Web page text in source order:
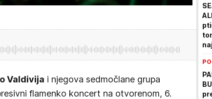
Valdivija i njegova sedmočlane grupa
flamenko koncert na otvorenom, 6.